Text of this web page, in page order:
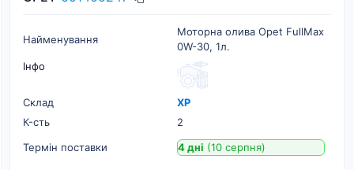
Найменування
Моторна олива Opet FullMax
0W-30, 1л.
Інфо
Склад
ХР
К-cть
2
Термін поставки
4 дні (10 серпня)